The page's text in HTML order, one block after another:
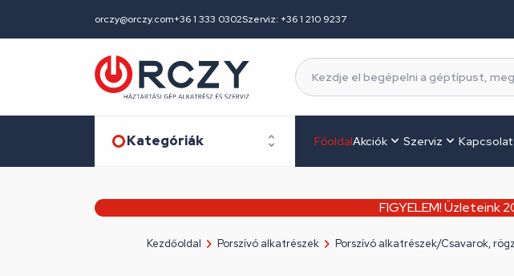
orczy@orczy.com+36 1 333 0302Szerviz: +36 1 210 9237
Kategóriák FőoldalAkciók Szerviz Kapcsolat
FIGYELEM! Üzleteink
Kezdőoldal Porszívó alkatrészek Porszívó alkatrészek/Csavarok,